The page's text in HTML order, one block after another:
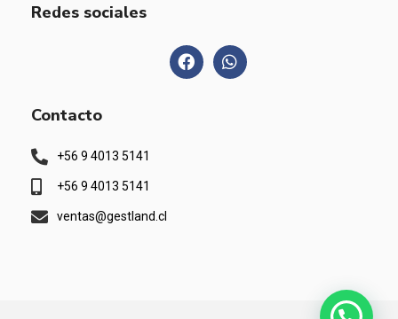
Redes sociales
Contacto
+56 9 4013 5141
+56 9 4013 5141
ventas@gestland.cl